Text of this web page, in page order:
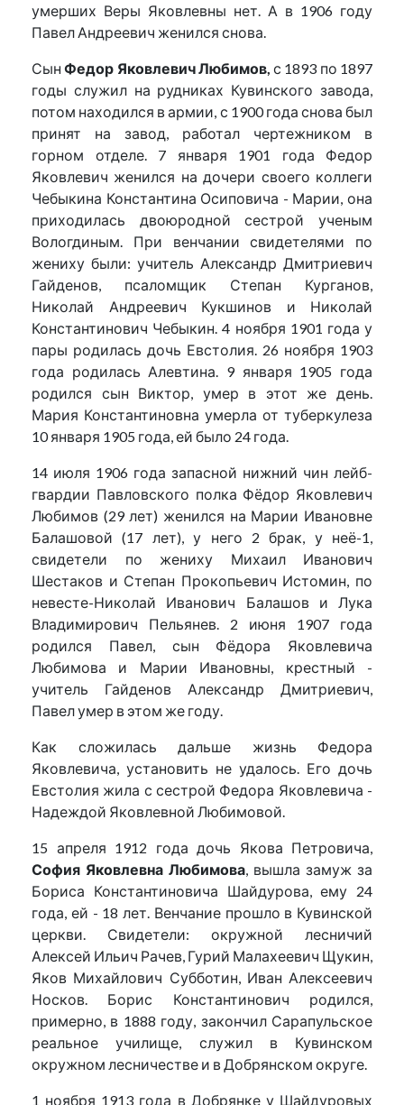
умерших Веры Яковлевны нет. А в 1906 году
Павел Андреевич женился снова.
СынФедор Яковлевич Любимов,с 1893 по 1897
годы служил на рудниках Кувинского завода,
потом находился в армии, с 1900 года снова был
принят на завод, работал чертежником в
горном отделе. 7 января 1901 года Федор
Яковлевич женился на дочери своего коллеги
Чебыкина Константина Осиповича - Марии, она
приходилась двоюродной сестрой ученым
Вологдиным. При венчании свидетелями по
жениху были: учитель Александр Дмитриевич
Гайденов, псаломщик Степан Курганов,
Николай Андреевич Кукшинов и Николай
Константинович Чебыкин. 4 ноября 1901 года у
пары родилась дочь Евстолия. 26 ноября 1903
года родилась Алевтина. 9 января 1905 года
родился сын Виктор, умер в этот же день.
Мария Константиновна умерла от туберкулеза
10 января 1905 года, ей было 24 года.
14 июля 1906 года запасной нижний чин лейб-
гвардии Павловского полка Фёдор Яковлевич
Любимов (29 лет) женился на Марии Ивановне
Балашовой (17 лет), у него 2 брак, у неё-1,
свидетели по жениху Михаил Иванович
Шестаков и Степан Прокопьевич Истомин, по
невесте-Николай Иванович Балашов и Лука
Владимирович Пельянев. 2 июня 1907 года
родился Павел, сын Фёдора Яковлевича
Любимова и Марии Ивановны, крестный -
учитель Гайденов Александр Дмитриевич,
Павел умер в этом же году.
Как сложилась дальше жизнь Федора
Яковлевича, установить не удалось. Его дочь
Евстолия жила с сестрой Федора Яковлевича -
Надеждой Яковлевной Любимовой.
15 апреля 1912 года дочь Якова Петровича,
София Яковлевна Любимова, вышла замуж за
Бориса Константиновича Шайдурова, ему 24
года, ей - 18 лет. Венчание прошло в Кувинской
церкви. Свидетели: окружной лесничий
Алексей Ильич Рачев, Гурий Малахеевич Щукин,
Яков Михайлович Субботин, Иван Алексеевич
Носков. Борис Константинович родился,
примерно, в 1888 году, закончил Сарапульское
реальное училище, служил в Кувинском
окружном лесничестве и в Добрянском округе.
1 ноября 1913 года в Добрянке у Шайдуровых